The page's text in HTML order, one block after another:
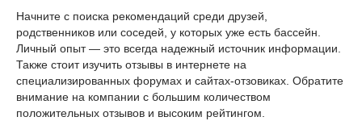
Начните с поиска рекомендаций среди друзей,
родственников или соседей, у которых уже есть бассейн.
Личный опыт — это всегда надежный источник информации.
Также стоит изучить отзывы в интернете на
специализированных форумах и сайтах-отзовиках. Обратите
внимание на компании с большим количеством
положительных отзывов и высоким рейтингом.